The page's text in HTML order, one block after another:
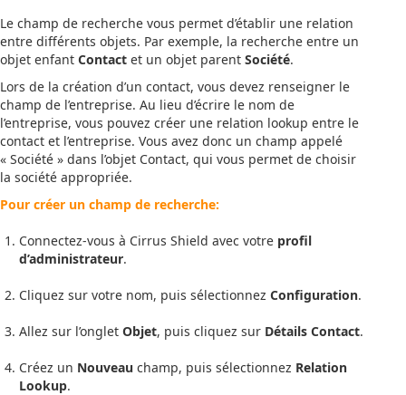
Le champ de recherche vous permet d’établir une relation
entre différents objets. Par exemple, la recherche entre un
objet enfant Contact et un objet parent Société.
Lors de la création d’un contact, vous devez renseigner le
champ de l’entreprise. Au lieu d’écrire le nom de
l’entreprise, vous pouvez créer une relation lookup entre le
contact et l’entreprise. Vous avez donc un champ appelé
« Société » dans l’objet Contact, qui vous permet de choisir
la société appropriée.
Pour créer un champ de recherche:
Connectez-vous à Cirrus Shield avec votre profil
d’administrateur.
Cliquez sur votre nom, puis sélectionnez Configuration.
Allez sur l’onglet Objet, puis cliquez sur Détails Contact.
Créez un Nouveau champ, puis sélectionnez Relation
Lookup.